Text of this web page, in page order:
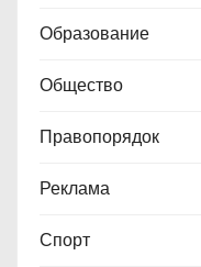
Образование
Общество
Правопорядок
Реклама
Спорт